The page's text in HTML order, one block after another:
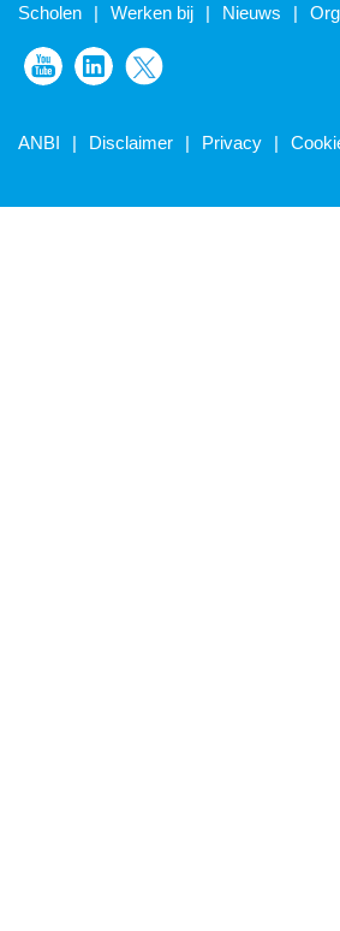
Scholen Werken bij Nieuws
Volg ons op Youtube
Volg ons op LinkedIn
ANBI Disclaimer Privacy